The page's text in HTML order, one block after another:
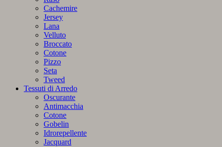
Cachemire
Jersey
Lana
Velluto
Broccato
Cotone
Pizzo
Seta
Tweed
Tessuti di Arredo
Oscurante
Antimacchia
Cotone
Gobelin
Idrorepellente
Jacquard